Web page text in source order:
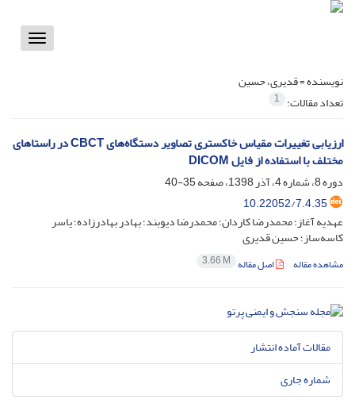
Toggle
نویسنده =قدیری، حسین
تعداد مقالات: 1
ارزیابی تغییرات مقیاس خاکستری تصاویر دستگاه‌های CBCT در راستاهای
مختلف با استفاده از فایل DICOM
دوره 8، شماره 4، آذر 1398، صفحه
35-40
10.22052/7.4.35
عهدیه آغاز؛ محمد‌رضا کاردان؛ محمد‌رضا دیوبند؛ بهادر بهادرزاده؛ یاسر
کاسه‌ساز؛ حسین قدیری
مشاهده مقاله اصل مقاله 3.66 M
مقالات آماده انتشار
شماره جاری